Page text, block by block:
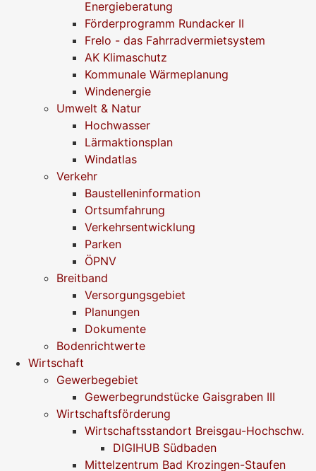
Energieberatung
Förderprogramm Rundacker II
Frelo - das Fahrradvermietsystem
AK Klimaschutz
Kommunale Wärmeplanung
Windenergie
Umwelt & Natur
Hochwasser
Lärmaktionsplan
Windatlas
Verkehr
Baustelleninformation
Ortsumfahrung
Verkehrsentwicklung
Parken
ÖPNV
Breitband
Versorgungsgebiet
Planungen
Dokumente
Bodenrichtwerte
Wirtschaft
Gewerbegebiet
Gewerbegrundstücke Gaisgraben III
Wirtschaftsförderung
Wirtschaftsstandort Breisgau-Hochschw.
DIGIHUB Südbaden
Mittelzentrum Bad Krozingen-Staufen